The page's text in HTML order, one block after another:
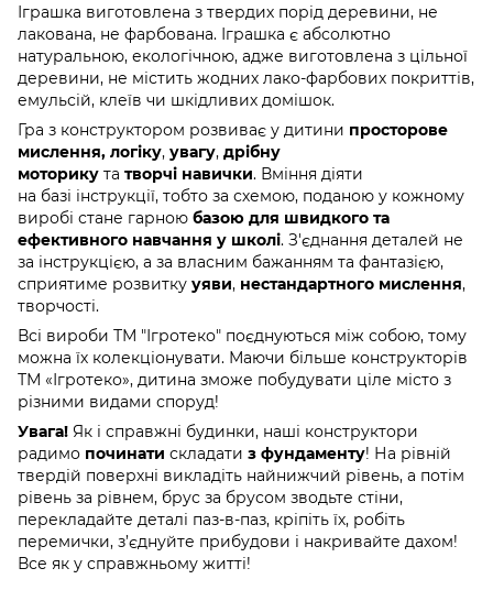
Іграшка виготовлена з твердих порід деревини, не
лакована, не фарбована. Іграшка є абсолютно
натуральною, екологічною, адже виготовлена з цільної
деревини, не містить жодних лако-фарбових покриттів,
емульсій, клеїв чи шкідливих домішок.
Гра з конструктором розвиває у дитини просторове
мислення, логіку, увагу, дрібну
моторику та творчі навички. Вміння діяти
на базі інструкції, тобто за схемою, поданою у кожному
виробі стане гарною базою для швидкого та
ефективного навчання у школі. З'єднання деталей не
за інструкцією, а за власним бажанням та фантазією,
сприятиме розвитку уяви, нестандартного мислення,
творчості.
Всі вироби ТМ "Ігротеко" поєднуються між собою, тому
можна їх колекціонувати. Маючи більше конструкторів
ТМ «Ігротеко», дитина зможе побудувати ціле місто з
різними видами споруд!
Увага! Як і справжні будинки, наші конструктори
радимо починати складати з фундаменту! На рівній
твердій поверхні викладіть найнижчий рівень, а потім
рівень за рівнем, брус за брусом зводьте стіни,
перекладайте деталі паз-в-паз, кріпіть їх, робіть
перемички, з’єднуйте прибудови і накривайте дахом!
Все як у справжньому житті!